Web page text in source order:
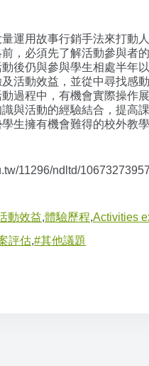
運用故事行銷手法來打動
，必須先了解活動參與者
後仍與參與學生相處半年
活動效益，並從中尋找感
過程中，有機會實際操作
與活動的經驗結合，提高
生擁有機會難得的校外教
11296/ndltd/
動效益,體驗歷程,Activities
評估,#其他議題